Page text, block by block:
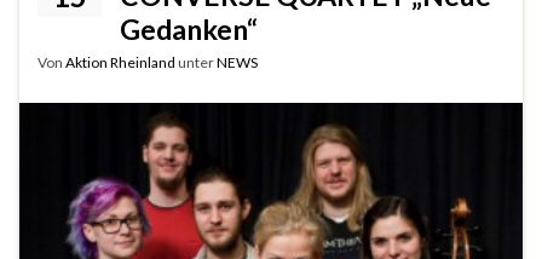
Gedanken“
Von Aktion Rheinland unterNEWS